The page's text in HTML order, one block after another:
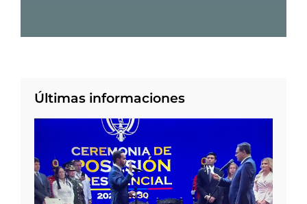
Últimas informaciones